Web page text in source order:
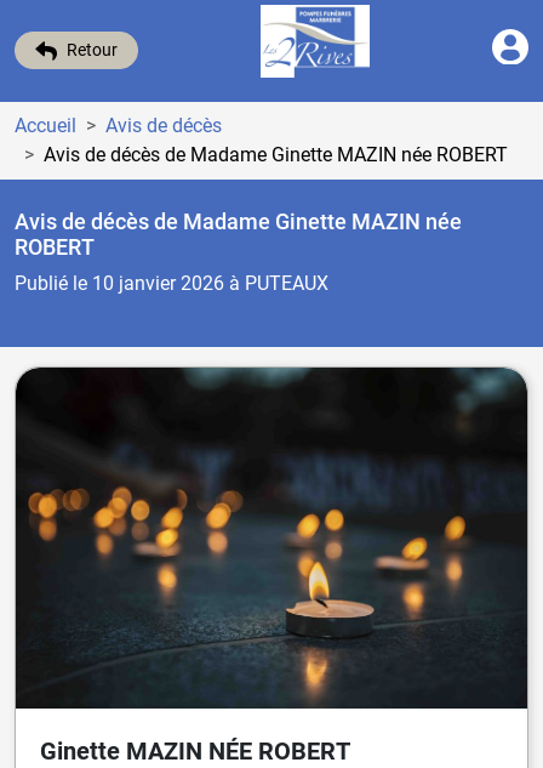
Retour
Accueil
Avis de décès
Avis de décès de Madame Ginette MAZIN née ROBERT
Avis de décès de Madame Ginette MAZIN née
ROBERT
Publié le 10 janvier 2026 à PUTEAUX
Ginette MAZIN NÉE ROBERT